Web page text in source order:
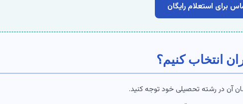
برای استعلام رایگان
انتخاب کنیم؟
در رشته تحصیلی خود توجه کنید.